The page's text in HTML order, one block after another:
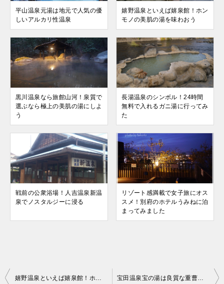
平山温泉元湯は地元で人気の優
しいアルカリ性温泉
嬉野温泉といえば嬉泉館！ホン
モノの美肌の湯を味わおう
黒川温泉なら旅館山河！泉質で
選ぶなら極上の美肌の湯にしよ
う
長湯温泉のシンボル！24時間
無料で入れるガニ湯に行ってみ
た
戦前の公衆浴場！人吉温泉新温
泉でノスタルジーに浸る
リゾート感満載で女子旅にオス
スメ！別府のホテルうみねに泊
まってみました
投